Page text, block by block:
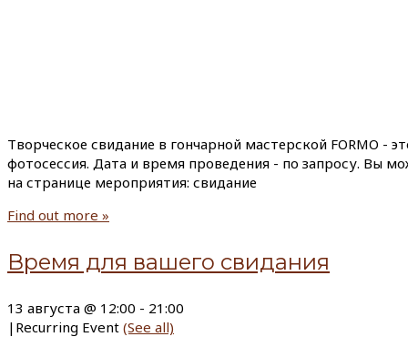
Творческое свидание в гончарной мастерской FORMO -
фотосессия. Дата и время проведения - по запросу. Вы
на странице мероприятия: свидание
Find out more »
Время для вашего свидания
13 августа @ 12:00 - 21:00
| Recurring Event (See all)